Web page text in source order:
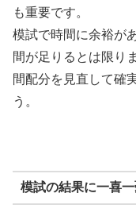
も重要です。
模試で時間に余裕が
間が足りるとは限り
間配分を見直して確
う。
模試の結果に一喜